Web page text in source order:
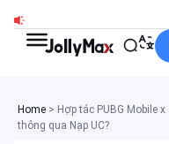
tới
Home > Hợp tác PUBG Mobile
thông qua Nạp UC?